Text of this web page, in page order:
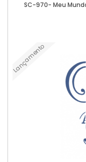
SC-970- Meu
Lançamento